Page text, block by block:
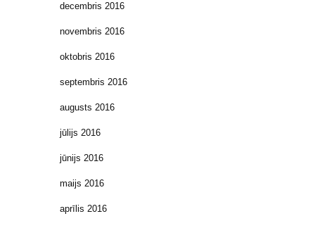
decembris 2016
novembris 2016
oktobris 2016
septembris 2016
augusts 2016
jūlijs 2016
jūnijs 2016
maijs 2016
aprīlis 2016